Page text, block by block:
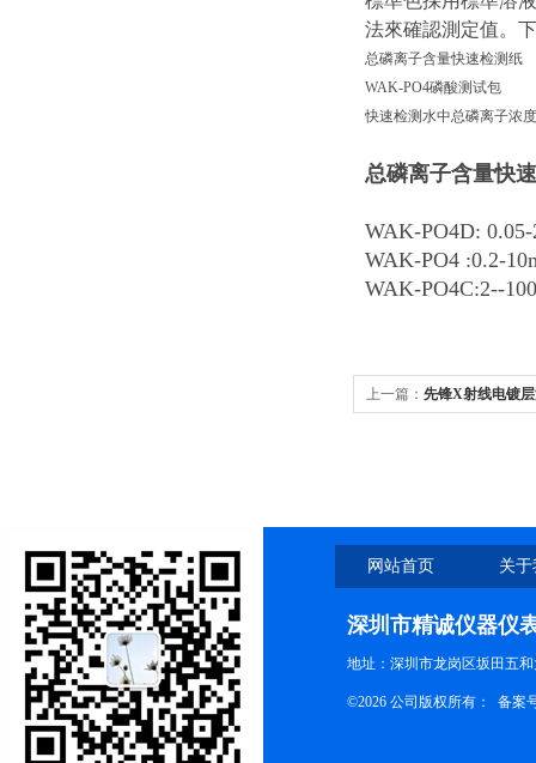
法來確認測定值。
总磷离子含量快速检测纸
WAK-PO4磷酸测试包
快速检测水中总磷离子浓
总磷离子含量快
WAK-PO4D:
WAK-PO4 :0.2-
WAK-PO4C:2--
上一篇： 先锋X射线电镀
网站首页 关
深圳市精诚仪器仪
地址：深圳市龙岗区坂田五
©2026 公司版权所有： 备案